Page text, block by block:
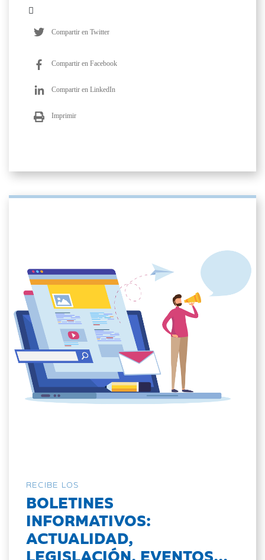
Compartir en Twitter
Compartir en Facebook
Compartir en LinkedIn
Imprimir
RECIBE LOS
BOLETINES
INFORMATIVOS:
ACTUALIDAD,
LEGISLACIÓN, EVENTOS...